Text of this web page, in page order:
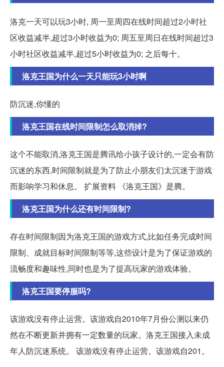
洛克一天可以玩3小时, 周一至周四在线时间超过2小时社
区收益减半,超过3小时收益为0; 周五至周日在线时间超过3
小时社区收益减半,超过5小时收益为0; 之后每十。
洛克王国为什么一天只能玩3小时啊
防沉迷,你懂的
洛克王国在线时间限制怎么取消掉?
这个不能取消,洛克王国是腾讯给小孩子设计的,一定会有防
沉迷的东西,时间限制就是为了防止小朋友们太沉迷于游戏
而影响学习和休息。 扩展资料 《洛克王国》是腾。
洛克王国为什么还有时间限制?
存在时间限制因为洛克王国的游戏方式,比如任务完成时间
限制、成就目标时间限制等等,这些设计是为了保证游戏的
流畅度和趣味性,同时也是为了提高玩家的游戏体验。
洛克王国要停服吗?
该游戏没有停止运营。该游戏自2010年7月份公测以来仍
然在不断更新并拥有一定数量的玩家。洛克王国接入未成
年人防沉迷系统。 该游戏没有停止运营。该游戏自201。